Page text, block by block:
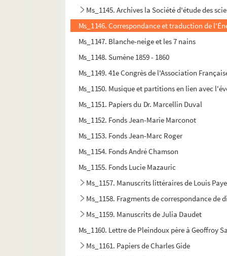
Ms_1145. Archives la Société d'étude des
Ms_1146. Correspondance et traduction de
Ms_1147. Blanche-neige et les 7 nains
Ms_1148. Sumène 1859 - 1860
Ms_1149. 41e Congrès de l'Association
Ms_1150. Musique et partitions en lien avec
Ms_1151. Papiers du Dr. Marcellin Duval
Ms_1152. Fonds Jean-Marie Marconot
Ms_1153. Fonds Jean-Marc Roger
Ms_1154. Fonds André Chamson
Ms_1155. Fonds Lucie Mazauric
Ms_1157. Manuscrits littéraires de Louis
Ms_1158. Fragments de correspondance de
Ms_1159. Manuscrits de Julia Daudet
Ms_1160. Lettre de Pleindoux père à Geoffroy
Ms_1161. Papiers de Charles Gide